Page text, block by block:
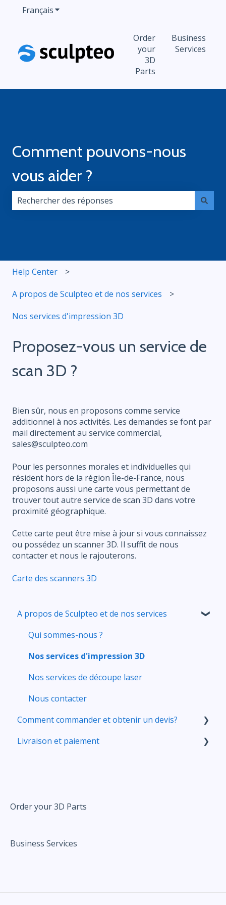
FrançaisAfficher le sous-menu pour les traductions
Order
your
3D
Parts
Business
Services
Comment pouvons-nous
vous aider ?
Help Center
A propos de Sculpteo et de nos services
Nos services d'impression 3D
Proposez-vous un service de
scan 3D ?
Bien sûr, nous en proposons comme service
additionnel à nos activités. Les demandes se font par
mail directement au service commercial,
sales@sculpteo.com
Pour les personnes morales et individuelles qui
résident hors de la région Île-de-France, nous
proposons aussi une carte vous permettant de
trouver tout autre service de scan 3D dans votre
proximité géographique.
Cette carte peut être mise à jour si vous connaissez
ou possédez un scanner 3D. Il suffit de nous
contacter et nous le rajouterons.
Carte des scanners 3D
A propos de Sculpteo et de nos services
Qui sommes-nous ?
Nos services d'impression 3D
Nos services de découpe laser
Nous contacter
Comment commander et obtenir un devis?
Votre compte
Corriger et améliorer vos fichiers grâce à nos
Livraison et paiement
Order your 3D Parts
Business Services